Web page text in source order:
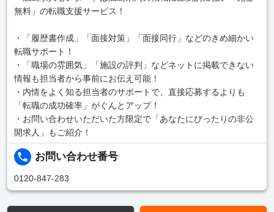
無料」の転職支援サービス！
・「履歴書作成」「面接対策」「面接同行」などのきめ細かい
転職サポート！
・「職場の雰囲気」「施設の評判」などネットに掲載できない
情報も担当者から事前にお伝え可能！
・内情をよく知る担当者のサポートで、直接応募するよりも
「転職の成功確率」がぐんとアップ！
・お問い合わせいただいた方限定で「あなたにぴったりの非公
開求人」もご紹介！
お問い合わせ番号
0120-847-283